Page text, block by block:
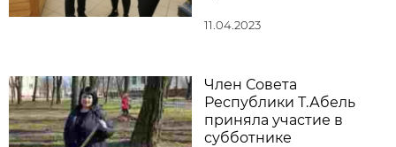
11.04.2023
Член Совета
Республики Т.Абель
приняла участие в
субботнике